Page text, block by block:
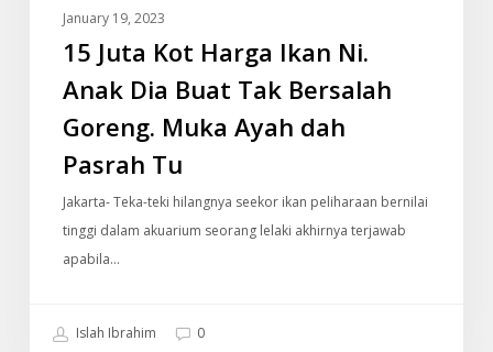
Bersalah
Goreng.
Pasrah
January 19, 2023
15 Juta Kot Harga Ikan Ni.
Anak Dia Buat Tak Bersalah
Goreng. Muka Ayah dah
Pasrah Tu
Jakarta- Teka-teki hilangnya seekor ikan peliharaan bernilai
tinggi dalam akuarium seorang lelaki akhirnya terjawab
apabila…
Islah Ibrahim 0